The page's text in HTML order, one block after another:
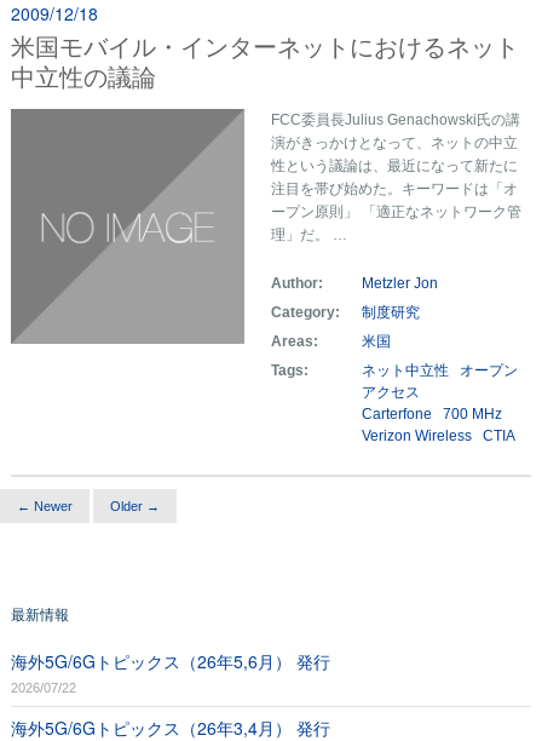
2009/12/18
米国モバイル・インターネットにおけるネット
中立性の議論
FCC委員長Julius Genachowski氏の講
演がきっかけとなって、ネットの中立
性という議論は、最近になって新たに
注目を帯び始めた。キーワードは「オ
ープン原則」 「適正なネットワーク管
理」だ。 …
Author:
Metzler Jon
Category:
制度研究
Areas:
米国
Tags:
ネット中立性
オープン
アクセス
Carterfone
700 MHz
Verizon Wireless
CTIA
← Newer Older →
最新情報
海外5G/6Gトピックス（26年5,6月） 発行
2026/07/22
海外5G/6Gトピックス（26年3,4月） 発行